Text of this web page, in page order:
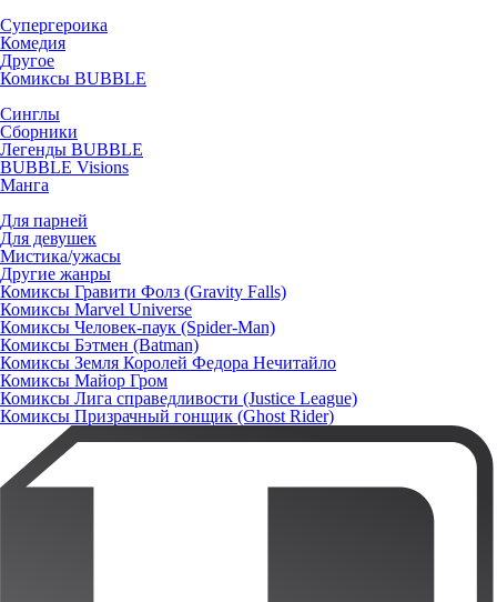
Супергероика
Комедия
Другое
Комиксы BUBBLE
Синглы
Сборники
Легенды BUBBLE
BUBBLE Visions
Манга
Для парней
Для девушек
Мистика/ужасы
Другие жанры
Комиксы Гравити Фолз (Gravity Falls)
Комиксы Marvel Universe
Комиксы Человек-паук (Spider-Man)
Комиксы Бэтмен (Batman)
Комиксы Земля Королей Федора Нечитайло
Комиксы Майор Гром
Комиксы Лига справедливости (Justice League)
Комиксы Призрачный гонщик (Ghost Rider)